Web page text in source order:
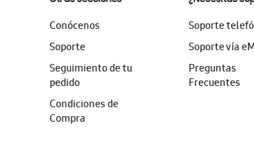
Conócenos
Soporte
Seguimiento de tu
pedido
Condiciones de
Compra
Soporte
Soporte vía
Preguntas
Frecuentes